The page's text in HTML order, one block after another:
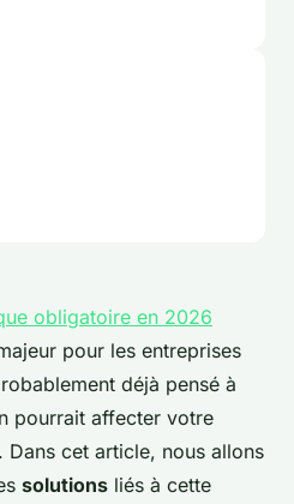
obligatoire en 2026
pour les entreprises
déjà pensé à
pourrait affecter votre
cet article, nous allons
solutions liés à cette